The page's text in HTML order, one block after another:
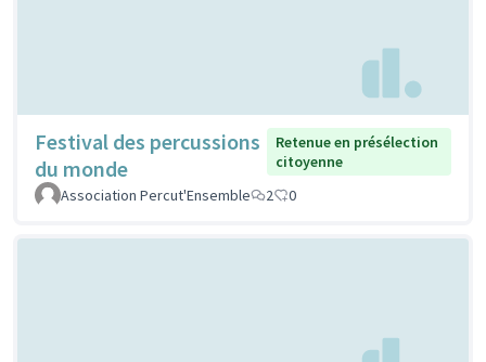
Festival des percussions
du monde
Retenue en présélection
citoyenne
Association Percut'Ensemble
2 0